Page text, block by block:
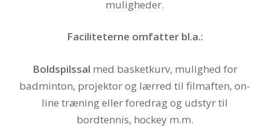
muligheder.
Faciliteterne omfatter bl.a.:
Boldspilssal med basketkurv, mulighed for
badminton, projektor og lærred til filmaften, on-
line træning eller foredrag og udstyr til
bordtennis, hockey m.m.